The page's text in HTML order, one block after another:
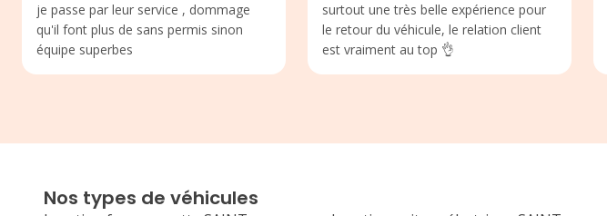
je passe par leur service , dommage
qu'il font plus de sans permis sinon
équipe superbes
surtout une très belle expérience pour
le retour du véhicule, le relation client
est vraiment au top 👌
Nos types de véhicules